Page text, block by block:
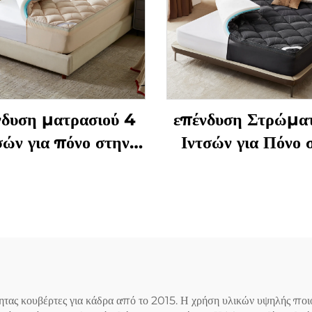
ματρασιού 4
για πόνο στην
(Ροζ-χρυσαφί)
επένδυση
Ιντσών για Πόνο
Ανακούφισης
κουβέρτες για κάδρα από το 2015. Η χρήση υλικών υψηλής